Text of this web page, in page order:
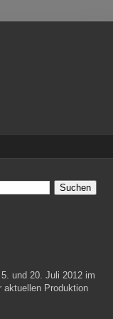
und 20. Juli 2012 im
aktuellen Produktion